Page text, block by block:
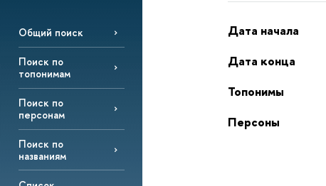
Общий поиск
Поиск по
топонимам
Поиск по
персонам
Поиск по
названиям
Дата начала
Дата конца
Топонимы
Персоны